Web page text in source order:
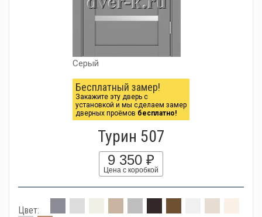
Серый
Бесплатный замер!
Закажите эту дверь с
установкой и мы сделаем замер
дверных проёмов бесплатно!
Турин 507
9 350 ₽
Цена с коробкой
Цвет: